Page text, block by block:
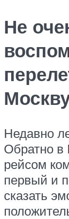
Не
Недавно
Обратно в
рейсом
первый и
сказать